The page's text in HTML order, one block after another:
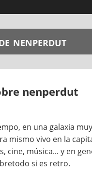
nenperdut
nenperdut
en una galaxia
mismo vivo en la
cine, música... y en
si es retro.